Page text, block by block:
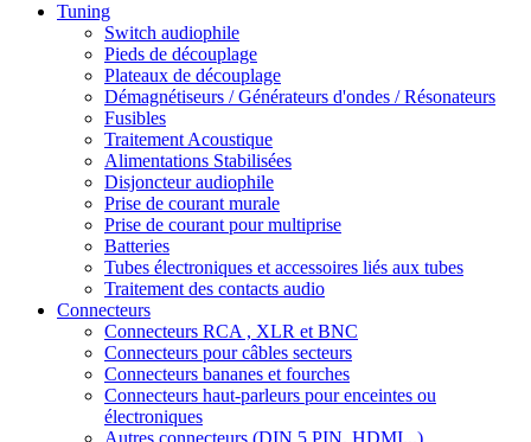
Tuning
Switch audiophile
Pieds de découplage
Plateaux de découplage
Démagnétiseurs / Générateurs d'ondes / Résonateurs
Fusibles
Traitement Acoustique
Alimentations Stabilisées
Disjoncteur audiophile
Prise de courant murale
Prise de courant pour multiprise
Batteries
Tubes électroniques et accessoires liés aux tubes
Traitement des contacts audio
Connecteurs
Connecteurs RCA , XLR et BNC
Connecteurs pour câbles secteurs
Connecteurs bananes et fourches
Connecteurs haut-parleurs pour enceintes ou
électroniques
Autres connecteurs (DIN 5 PIN, HDMI...)